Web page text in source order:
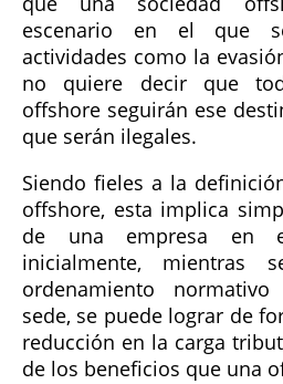
escenario en el que
actividades como la
no quiere decir que
offshore seguirán ese
que serán ilegales.
Siendo fieles a la
offshore, esta implica
de una empresa en
inicialmente, mientras
ordenamiento
sede, se puede lograr de
reducción en la carga
de los beneficios que una